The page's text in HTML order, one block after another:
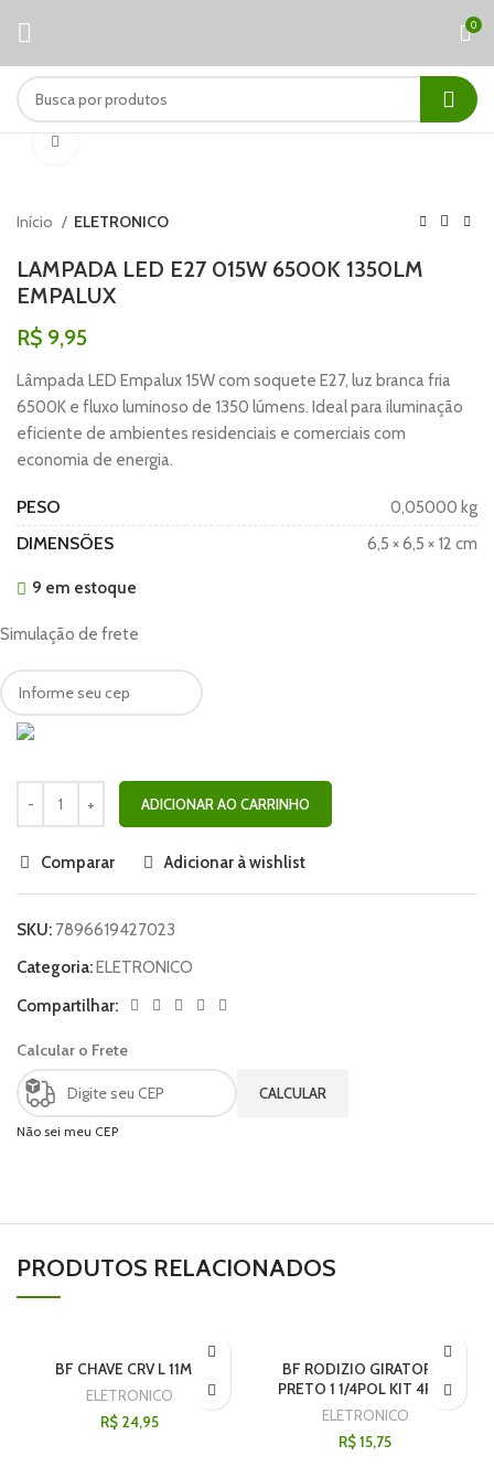
0
Início ELETRONICO
LAMPADA LED E27 015W 6500K 1350LM
EMPALUX
R$ 9,95
Lâmpada LED Empalux 15W com soquete E27, luz branca fria
6500K e fluxo luminoso de 1350 lúmens. Ideal para iluminação
eficiente de ambientes residenciais e comerciais com
economia de energia.
PESO 0,05000 kg
DIMENSÕES 6,5 × 6,5 × 12 cm
9 em estoque
Simulação de frete
ADICIONAR AO CARRINHO
Comparar Adicionar à wishlist
SKU: 7896619427023
Categoria: ELETRONICO
Compartilhar:
Calcular o Frete
CALCULAR
Não sei meu CEP
PRODUTOS RELACIONADOS
BF CHAVE CRV L 11MM
ELETRONICO
R$24,95
BF RODIZIO GIRATORIO
PRETO 1 1/4POL KIT 4PCS
ELETRONICO
R$15,75